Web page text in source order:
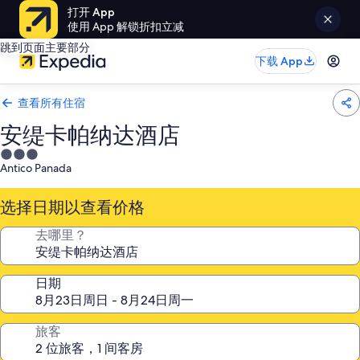
打开 App
使用 App 解锁折扣立减
跳到页面主要部分
下载 App
查看所有住宿
安缇卡帕纳达酒店
3.0
星
住
宿
Antico Panada
选择日期以查看价格
去哪里？
日期
旅客